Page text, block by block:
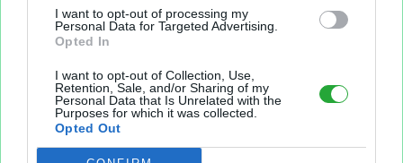
I want to opt-out of processing my
Personal Data for Targeted Advertising.
Opted In
I want to opt-out of Collection, Use,
Retention, Sale, and/or Sharing of my
Personal Data that Is Unrelated with the
Purposes for which it was collected.
Opted Out
Sur le même sujet..
laurent michel philippe jacky
patrick bruno